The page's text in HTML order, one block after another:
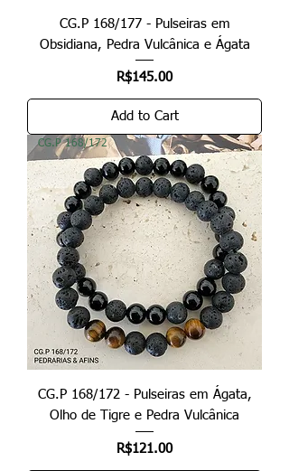
CG.P 168/177 - Pulseiras em
Obsidiana, Pedra Vulcânica e Ágata
Price
R$145.00
Add to Cart
CG.P 168/172
CG.P 168/172 - Pulseiras em Ágata,
Olho de Tigre e Pedra Vulcânica
Price
R$121.00